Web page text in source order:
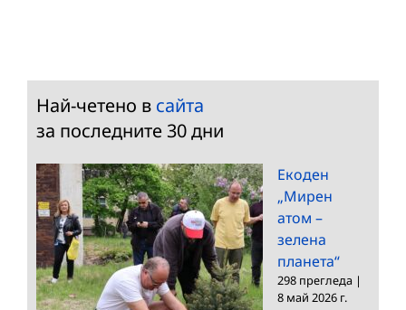
Най-четено в сайта
за последните 30 дни
Екоден
„Мирен
атом –
зелена
планета“
298 прегледа |
8 май 2026 г.